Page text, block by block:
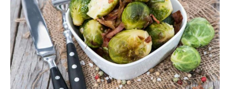
Actualités
Technologies
Tests de produits
Conseils